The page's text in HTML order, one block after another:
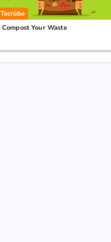
Təcrübə
Compost Your Waste